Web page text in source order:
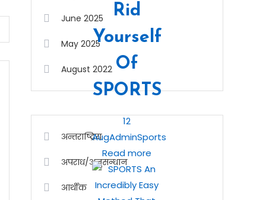
June 2025
May 2025
August 2022
अन्तराष्ट्रिय
अपराध/अनुसन्धान
आर्थीक
Rid
Yourself
Of
SPORTS
12
AugAdminSports
Read more